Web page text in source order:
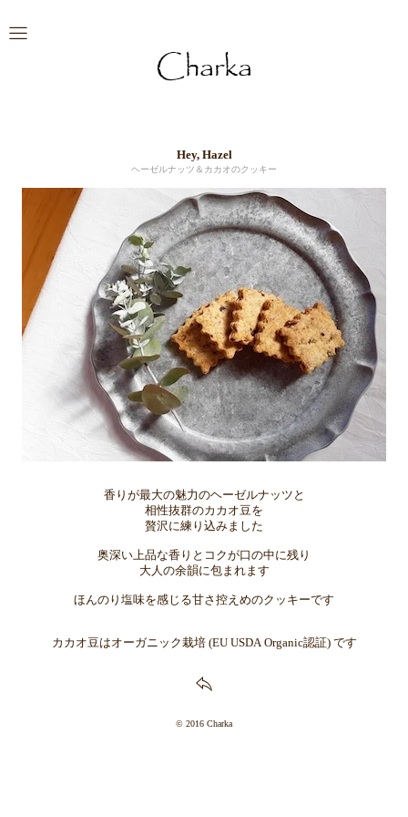
Hey, Hazel
ヘーゼルナッツ＆カカオのクッキー
香りが最大の魅力のヘーゼルナッツと
相性抜群のカカオ豆を
贅沢に練り込みました
奥深い上品な香りとコクが口の中に残り
大人の余韻に包まれます
ほんのり塩味を感じる甘さ控えめのクッキーです
カカオ豆はオーガニック栽培 (EU USDA Organic認証) です
© 2016 Charka